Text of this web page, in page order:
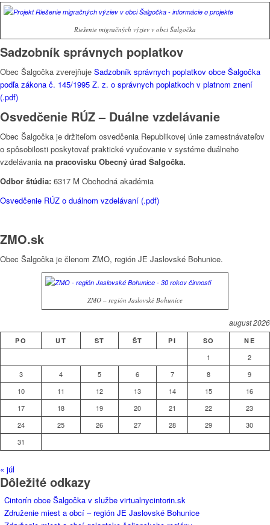
Riešenie migračných výziev v obci Šalgočka
Sadzobník správnych poplatkov
Obec Šalgočka zverejňuje Sadzobník správnych poplatkov obce Šalgočka
podľa zákona č. 145/1995 Z. z. o správnych poplatkoch v platnom znení
(.pdf)
Osvedčenie RÚZ – Duálne vzdelávanie
Obec Šalgočka je držiteľom osvedčenia Republikovej únie zamestnávateľov
o spôsobilosti poskytovať praktické vyučovanie v systéme duálneho
vzdelávania na pracovisku Obecný úrad Šalgočka.
Odbor štúdia: 6317 M Obchodná akadémia
Osvedčenie RÚZ o duálnom vzdelávaní (.pdf)
ZMO.sk
Obec Šalgočka je členom ZMO, región JE Jaslovské Bohunice.
ZMO – región Jaslovské Bohunice
august 2026
PO UT ST ŠT PI SO NE
1
2
3
4 5 6 7 8
9
10
11 12 13 14 15
16
17
18 19 20 21 22
23
24
25 26 27 28 29
30
31
« júl
Dôležité odkazy
Cintorín obce Šalgočka v službe virtualnycintorin.sk
Združenie miest a obcí – región JE Jaslovské Bohunice